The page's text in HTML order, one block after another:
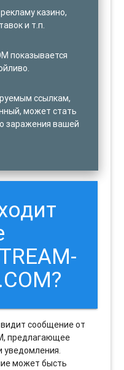
казино,
и т.п.
показывается
ссылкам,
может стать
заражения вашей
сообщение от
предлагающее
уведомления.
может бысть